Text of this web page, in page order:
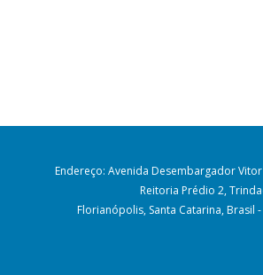
Endereço: Avenida Desembargador
Reitoria Prédio 2,
Florianópolis, Santa Catarina, Brasil -